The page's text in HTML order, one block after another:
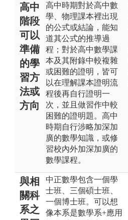
高中
階段
可以
準備
的學
習方
法或
方向
高中時期對於高中數
學、物理課本裡出現
的公式或結論，能知
道其公式的推導過
程；對於高中數學課
本及其附錄中較複雜
或困難的證明，皆可
以在理解課本證明流
程後再自行證明一
次，並且做習作中較
困難的證明題。高中
時期自行涉略加深加
廣的數學知識，或修
習校內外加深加廣的
數學課程。
與相
關科
系之
中正數學包含一個學
士班、三個碩士班、
一個博士班。可以想
像本系是數學系+應用